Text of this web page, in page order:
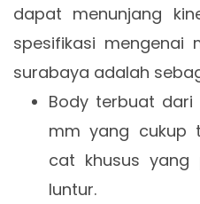
dapat menunjang
spesifikasi mengenai
surabaya adalah
Body terbuat dari
mm yang cukup
cat khusus yang
luntur.